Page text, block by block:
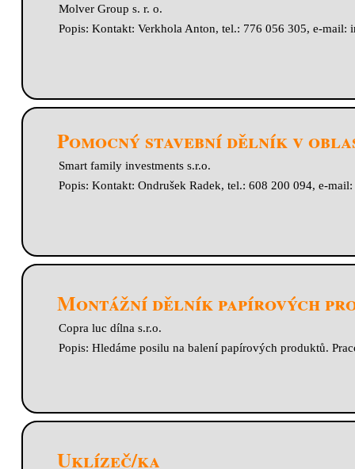
Molver Group s. r. o.
Popis: Kontakt: Verkhola Anton, tel.: 776 056 305, e-mail:
Pomocný stavební dělník v
Smart family investments s.r.o.
Popis: Kontakt: Ondrušek Radek, tel.: 608 200 094, e-mail:
Montážní dělník papírových
Copra luc dílna s.r.o.
Popis: Hledáme posilu na balení papírových produktů.
Uklízeč/ka